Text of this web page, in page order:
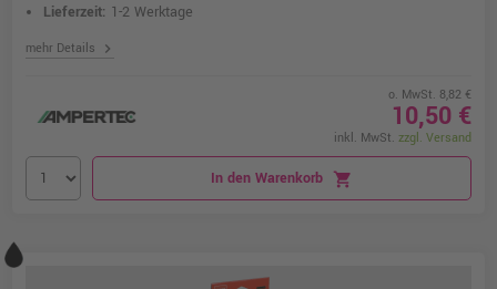
Lieferzeit: 1-2 Werktage
mehr Details chevron_right
o. MwSt. 8,82 €
10,50 €
inkl. MwSt. zzgl. Versand
In den Warenkorb shopping_cart